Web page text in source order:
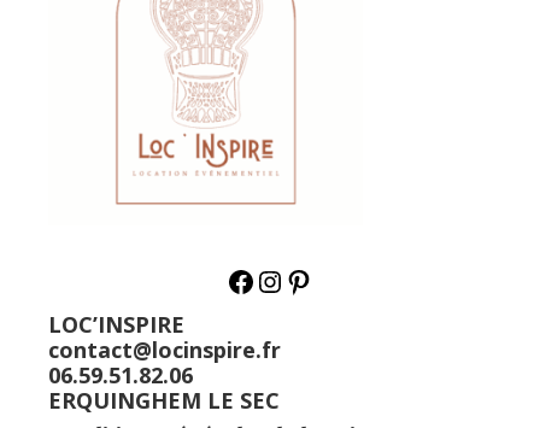
LOC’INSPIRE
contact@locinspire.fr
06.59.51.82.06
ERQUINGHEM LE SEC